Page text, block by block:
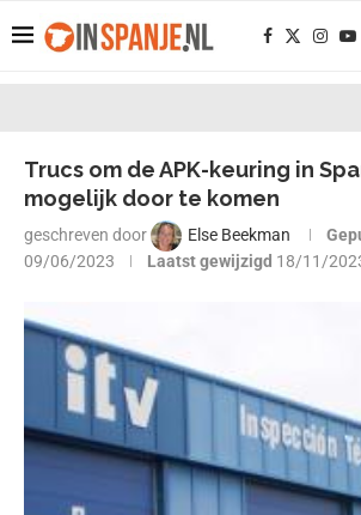
Trucs om de APK-keuring in
mogelijk door te komen
geschreven door Else Beekman
09/06/2023
Laatst gewijzigd 18/11/